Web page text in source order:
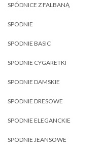
SPÓDNICE Z FALBANĄ
SPODNIE
SPODNIE BASIC
SPODNIE CYGARETKI
SPODNIE DAMSKIE
SPODNIE DRESOWE
SPODNIE ELEGANCKIE
SPODNIE JEANSOWE